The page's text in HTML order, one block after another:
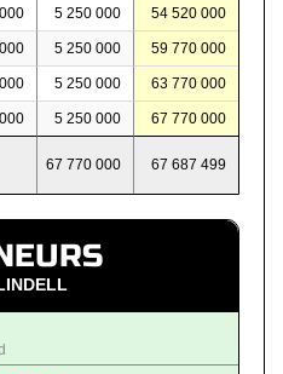
5 250 000 54 520 000
5 250 000 59 770 000
5 250 000 63 770 000
5 250 000 67 770 000
67 770 000 67 687 499